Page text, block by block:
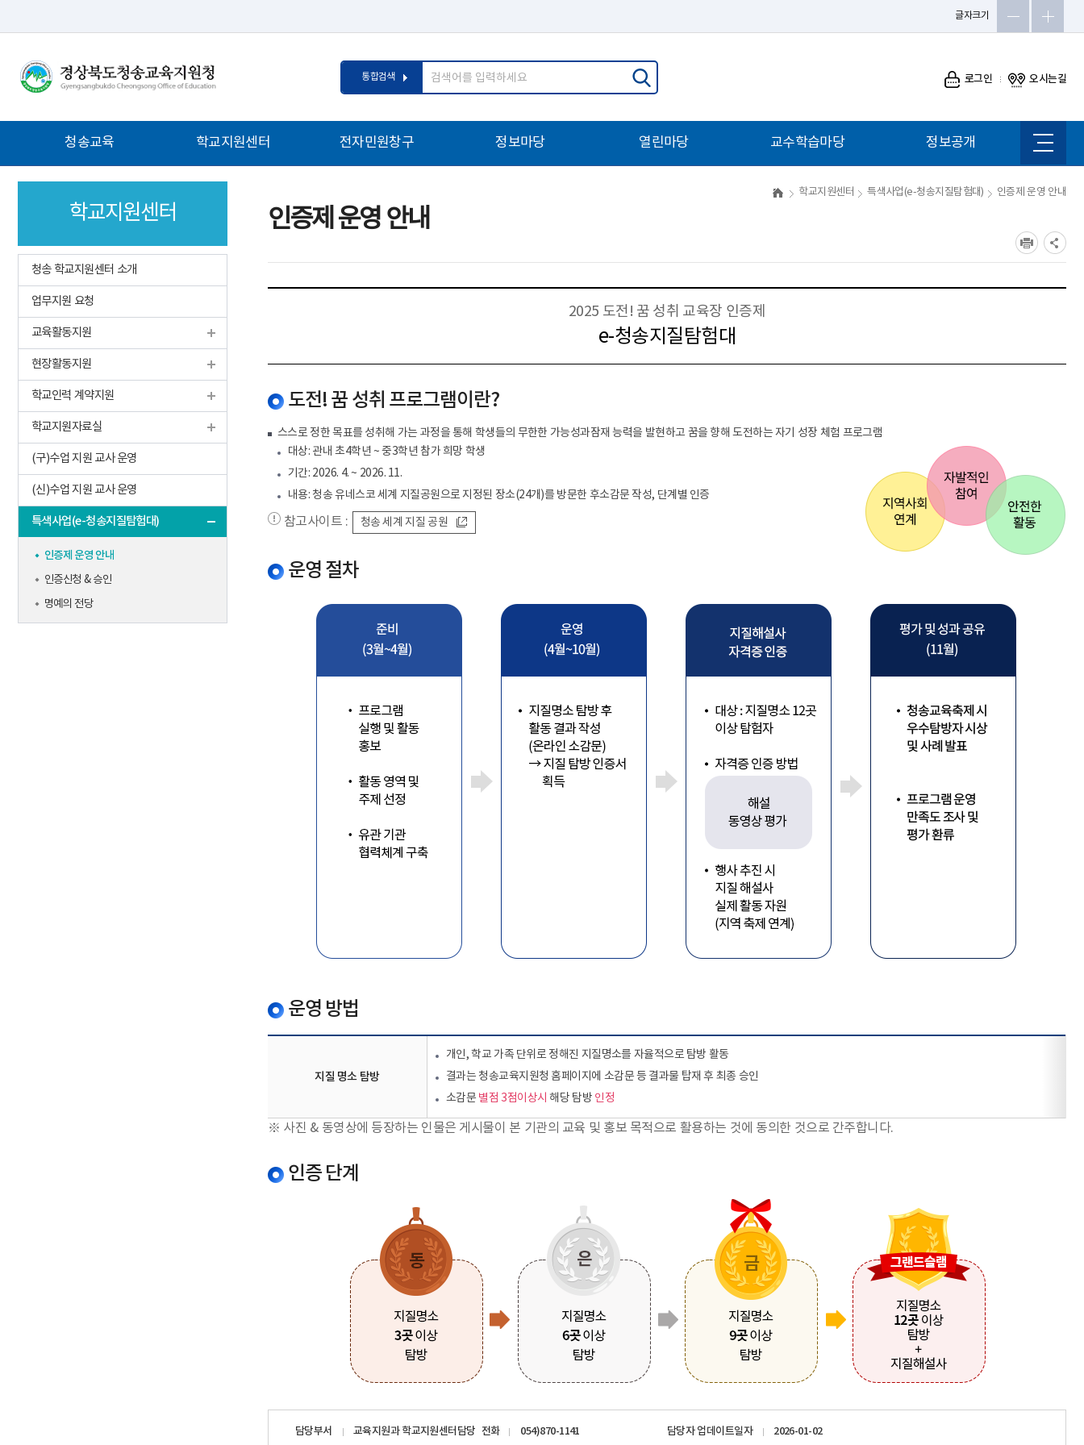
글자크기
로그인 오시는길
통합검색
합
색
력
뉴
사이트
맵
청송교육 학교지원센터 전자민원창구 정보마당 열린마당 교수학습마당 정보공개
학교지원센터
청송 학교지원센터 소개
업무지원 요청
교육활동지원
현장활동지원
학교인력 계약지원
학교지원자료실
(구)수업 지원 교사 운영
(신)수업 지원 교사 운영
특색사업(e-청송지질탐험대)
인증제 운영 안내
인증신청 & 승인
명예의 전당
학교지원센터 특색사업(e-청송지질탐험대) 인증제 운영 안내
인증제 운영 안내
2025 도전! 꿈 성취 교육장 인증제
e-청송지질탐험대
도전! 꿈 성취 프로그램이란?
스스로 정한 목표를 성취해 가는 과정을 통해 학생들의 무한한 가능성과잠재 능력을 발현하고 꿈을 향해 도전하는 자기 성장 체험 프로그램
대상: 관내 초4학년 ~ 중3학년 참가 희망 학생
기간: 2026. 4. ~ 2026. 11.
내용: 청송 유네스코 세계 지질공원으로 지정된 장소(24개)를 방문한 후소감문 작성, 단계별 인증
참고사이트 : 청송 세계 지질 공원
운영 절차
운영 방법
지질 명소 탐방
개인, 학교 가족 단위로 정해진 지질명소를 자율적으로 탐방 활동
결과는 청송교육지원청 홈페이지에 소감문 등 결과물 탑재 후 최종 승인
소감문 별점 3점이상시 해당 탐방 인정
※ 사진 & 동영상에 등장하는 인물은 게시물이 본 기관의 교육 및 홍보 목적으로 활용하는 것에 동의한 것으로 간주합니다.
인증 단계
담당부서 교육지원과 학교지원센터담당 전화 054)870-1141 담당자 업데이트일자 2026-01-02